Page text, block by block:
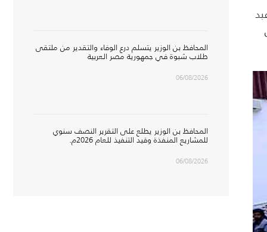
المحافظ بن الوزير يتسلم درع الوفاء والتقدير من ملتقى
طلاب شبوة في جمهورية مصر العربية
06/08/2026
المحافظ بن الوزير يطلع على التقرير النصف سنوي
للمشاريع المنفذة وقيد التنفيذ للعام 2026م.
06/08/2026